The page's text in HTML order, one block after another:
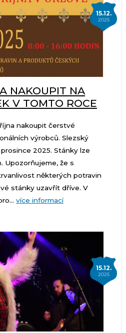
15.12.
2025
NAKOUPIT NA
V TOMTO ROCE
nakoupit čerstvé
výrobců. Slezský
2025. Stánky lze
Upozorňujeme, že s
některých potravin
stánky uzavřít dříve. V
více informací
15.12.
2025